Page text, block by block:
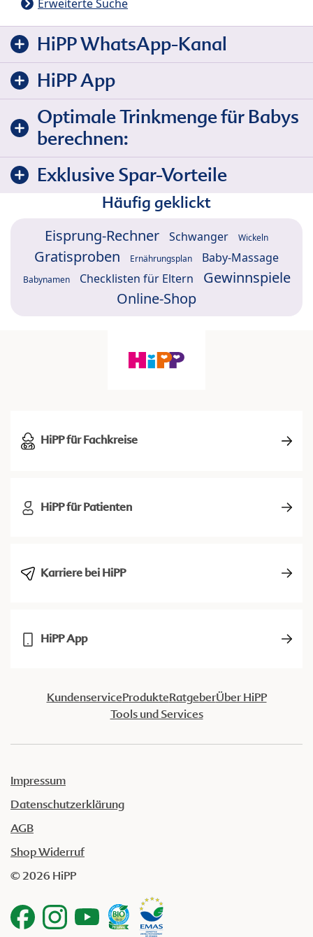
Erweiterte Suche
HiPP WhatsApp-Kanal
HiPP App
Optimale Trinkmenge für Babys
berechnen:
Exklusive Spar-Vorteile
Häufig geklickt
Eisprung-Rechner Schwanger Wickeln
Gratisproben Ernährungsplan Baby-Massage
Babynamen Checklisten für Eltern
Gewinnspiele
Online-Shop
HiPP für Fachkreise
HiPP für Patienten
Karriere bei HiPP
HiPP App
KundenserviceProdukteRatgeberÜber HiPP
Tools und Services
Impressum
Datenschutzerklärung
AGB
Shop Widerruf
© 2026 HiPP